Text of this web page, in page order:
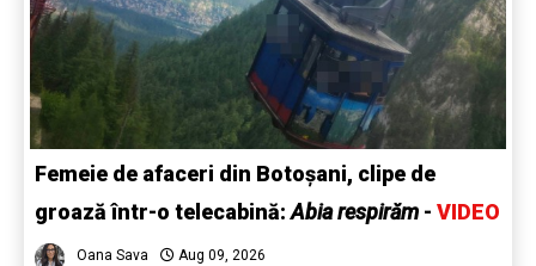
Femeie de afaceri din Botoșani, clipe de
groază într-o telecabină:Abia respirăm - VIDEO
Oana Sava Aug 09, 2026